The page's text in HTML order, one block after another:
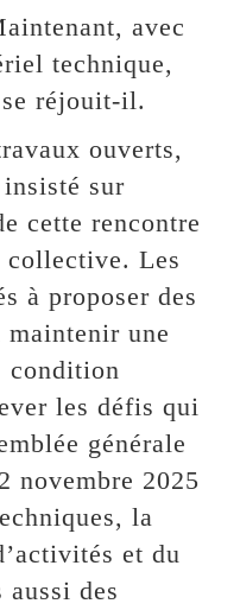
avec
technique,
réjouit-il.
ouverts,
sur
cette rencontre
collective. Les
à proposer des
une
condition
les défis qui
générale
novembre 2025
la
et du
des